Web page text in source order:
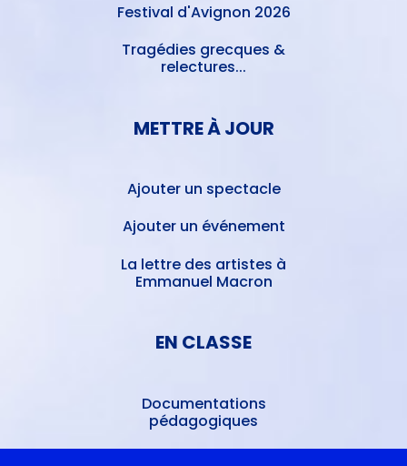
Festival d'Avignon 2026
Tragédies grecques &
relectures...
METTRE À JOUR
Ajouter un spectacle
Ajouter un événement
La lettre des artistes à
Emmanuel Macron
EN CLASSE
Documentations
pédagogiques